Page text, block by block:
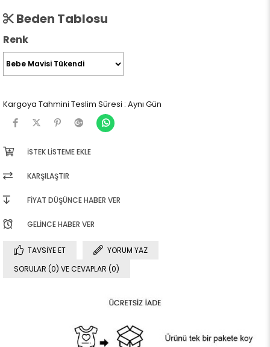
Beden Tablosu
Renk
Kargoya Tahmini Teslim Süresi : Aynı Gün
İSTEK LISTEME EKLE
KARŞILAŞTIR
FIYAT DÜŞÜNCE HABER VER
GELINCE HABER VER
TAVSIYE ET
YORUM YAZ
SORULAR (0) VE CEVAPLAR (0)